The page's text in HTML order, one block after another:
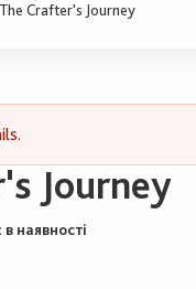
Crafter's Journey
Journey
наявності